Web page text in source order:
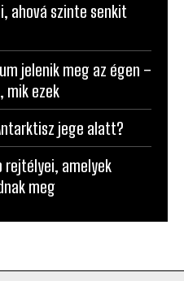
ahová szinte senkit
jelenik meg az égen –
mik ezek
jege alatt?
rejtélyei, amelyek
meg